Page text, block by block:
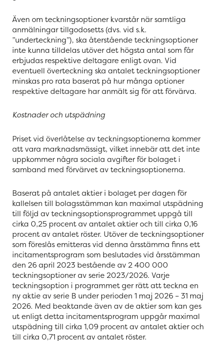
Även om teckningsoptioner kvarstår när samtliga
anmälningar tillgodosetts (dvs. vid s.k.
”underteckning”), ska återstående teckningsoptioner
inte kunna tilldelas utöver det högsta antal som får
erbjudas respektive deltagare enligt ovan. Vid
eventuell överteckning ska antalet teckningsoptioner
minskas pro rata baserat på hur många optioner
respektive deltagare har anmält sig för att förvärva.
Kostnader och utspädning
Priset vid överlåtelse av teckningsoptionerna kommer
att vara marknadsmässigt, vilket innebär att det inte
uppkommer några sociala avgifter för bolaget i
samband med förvärvet av teckningsoptionerna.
Baserat på antalet aktier i bolaget per dagen för
kallelsen till bolagsstämman kan maximal utspädning
till följd av teckningsoptionsprogrammet uppgå till
cirka 0,25 procent av antalet aktier och till cirka 0,16
procent av antalet röster. Utöver de teckningsoptioner
som föreslås emitteras vid denna årsstämma finns ett
incitamentsprogram som beslutades vid årsstämman
den 26 april 2023 bestående av 2 400 000
teckningsoptioner av serie 2023/2026. Varje
teckningsoption i programmet ger rätt att teckna en
ny aktie av serie B under perioden 1 maj 2026 – 31 maj
2026. Med beaktande även av de aktier som kan ges
ut enligt detta incitamentsprogram uppgår maximal
utspädning till cirka 1,09 procent av antalet aktier och
till cirka 0,71 procent av antalet röster.